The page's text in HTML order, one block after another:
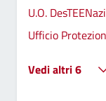
U.O.
Ufficio
Vedi altri 6